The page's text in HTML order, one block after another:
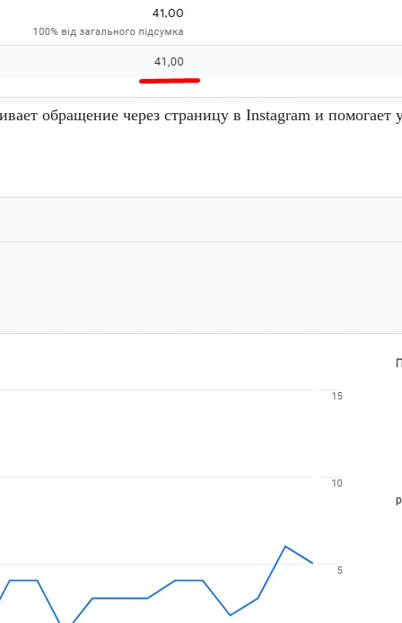
обращение через страницу в Instagram и помогает